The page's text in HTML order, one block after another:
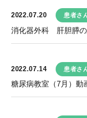
2022.07.20 患者さ
消化器外科 肝胆膵の
2022.07.14 患者さ
糖尿病教室（7月）動